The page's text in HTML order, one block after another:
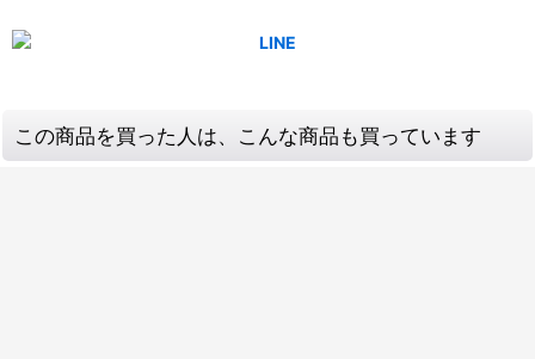
この商品を買った人は、こんな商品も買っています